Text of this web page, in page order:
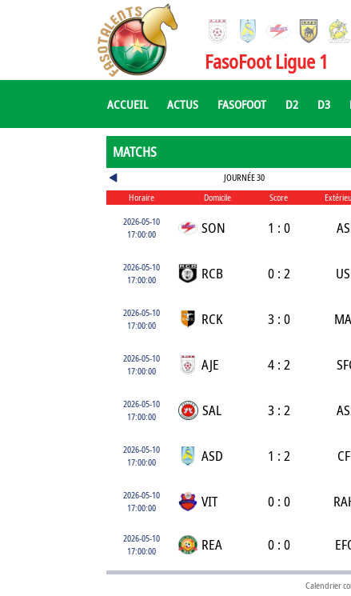
FasoFoot Ligue 1
ACCUEIL ACTUS FASOFOOT D2 D3
MATCHS
JOURNÉE 30
Horaire
Domicile Score
2026-05-10
17:00:00
SON 1 : 0
2026-05-10
17:00:00
RCB 0 : 2
2026-05-10
17:00:00
RCK 3 : 0
2026-05-10
17:00:00
AJE 4 : 2
2026-05-10
17:00:00
SAL 3 : 2
2026-05-10
17:00:00
ASD 1 : 2
2026-05-10
17:00:00
VIT 0 : 0
2026-05-10
17:00:00
REA 0 : 0
Calendrier